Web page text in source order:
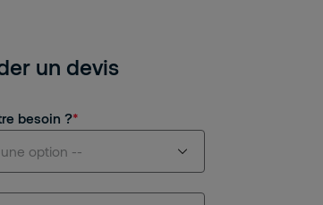
un devis
besoin ?
option --